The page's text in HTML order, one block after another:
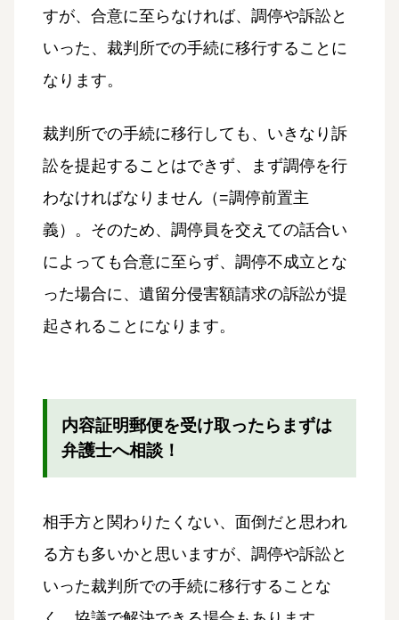
すが、合意に至らなければ、調停や訴訟と
いった、裁判所での手続に移行することに
なります。
裁判所での手続に移行しても、いきなり訴
訟を提起することはできず、まず調停を行
わなければなりません（=調停前置主
義）。そのため、調停員を交えての話合い
によっても合意に至らず、調停不成立とな
った場合に、遺留分侵害額請求の訴訟が提
起されることになります。
内容証明郵便を受け取ったらまずは
弁護士へ相談！
相手方と関わりたくない、面倒だと思われ
る方も多いかと思いますが、調停や訴訟と
いった裁判所での手続に移行することな